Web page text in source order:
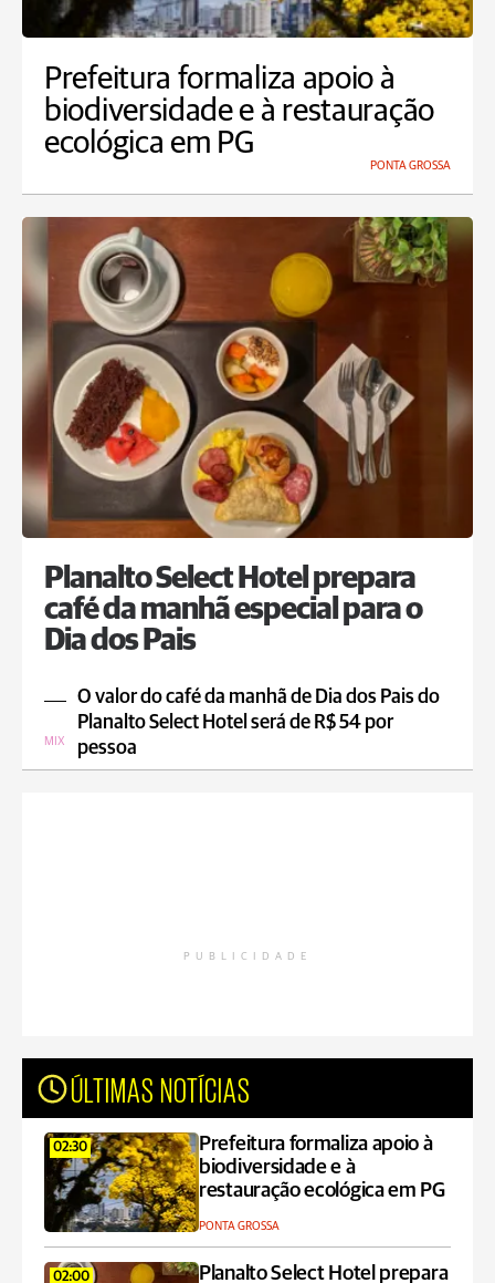
Prefeitura formaliza apoio à
biodiversidade e à restauração
ecológica em PG
PONTA GROSSA
Planalto Select Hotel prepara
café da manhã especial para o
Dia dos Pais
O valor do café da manhã de Dia dos Pais do
Planalto Select Hotel será de R$ 54 por
pessoa
MIX
PUBLICIDADE
ÚLTIMAS NOTÍCIAS
02:30
Prefeitura formaliza apoio à
biodiversidade e à
restauração ecológica em PG
PONTA GROSSA
02:00
Planalto Select Hotel prepara